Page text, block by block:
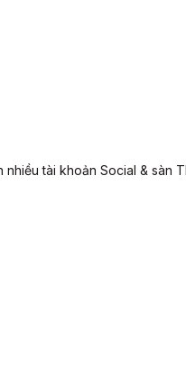
nhiều tài khoản Social & sàn